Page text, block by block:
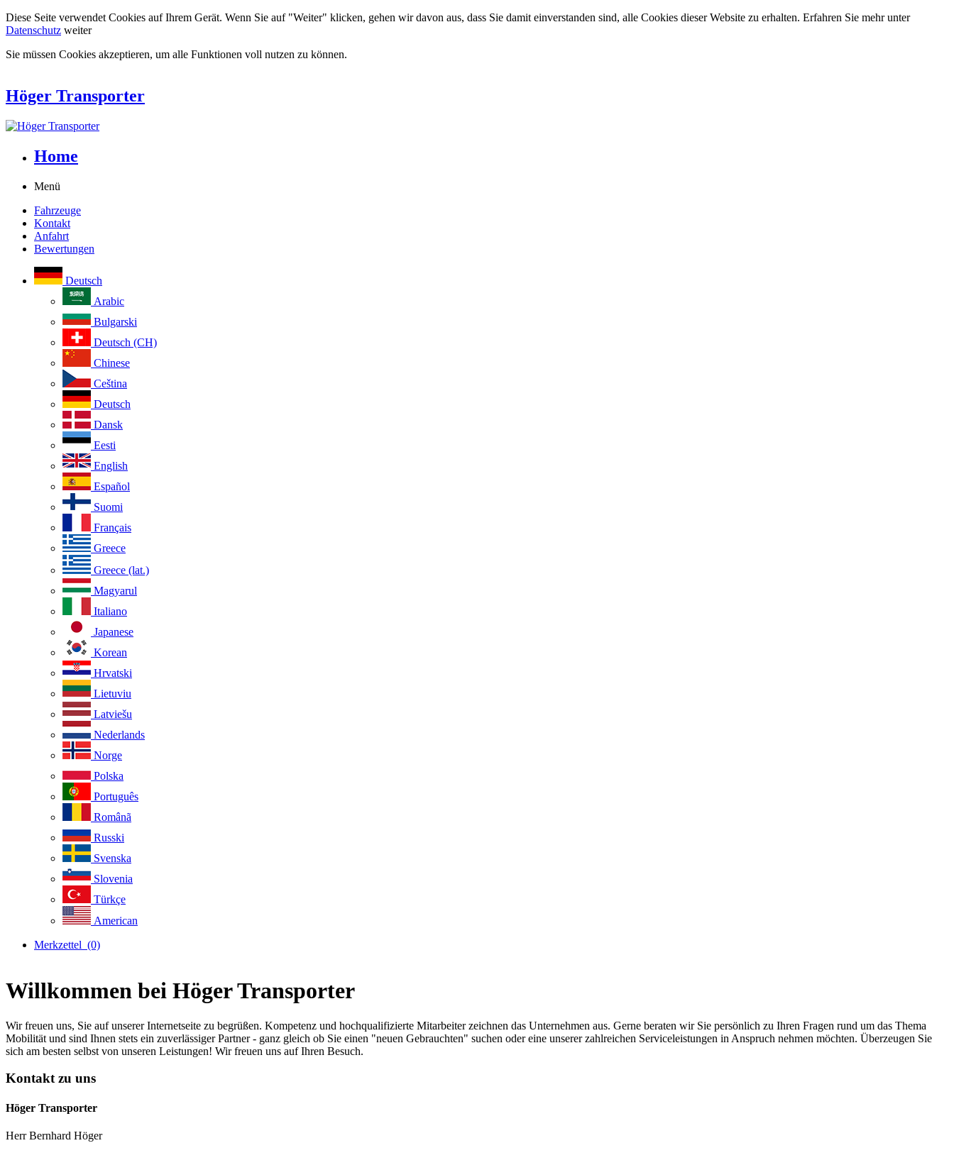
Diese Seite verwendet Cookies auf Ihrem Gerät. Wenn Sie auf "Weiter" klicken, gehen wir davon aus, dass Sie damit einverstanden sind, alle Cookies dieser Website zu erhalten. Erfahren Sie mehr unter
Datenschutz weiter
Sie müssen Cookies akzeptieren, um alle Funktionen voll nutzen zu können.
Höger Transporter
Home
Menü
Fahrzeuge
Kontakt
Anfahrt
Bewertungen
Deutsch
Arabic
Bulgarski
Deutsch (CH)
Chinese
Ceština
Deutsch
Dansk
Eesti
English
Español
Suomi
Français
Greece
Greece (lat.)
Magyarul
Italiano
Japanese
Korean
Hrvatski
Lietuviu
Latviešu
Nederlands
Norge
Polska
Português
Românã
Russki
Svenska
Slovenia
Türkçe
American
Merkzettel (0)
Willkommen bei Höger Transporter
Wir freuen uns, Sie auf unserer Internetseite zu begrüßen. Kompetenz und hochqualifizierte Mitarbeiter zeichnen das Unternehmen aus. Gerne beraten wir Sie persönlich zu Ihren Fragen rund um das Thema
Mobilität und sind Ihnen stets ein zuverlässiger Partner - ganz gleich ob Sie einen "neuen Gebrauchten" suchen oder eine unserer zahlreichen Serviceleistungen in Anspruch nehmen möchten. Überzeugen Sie
sich am besten selbst von unseren Leistungen! Wir freuen uns auf Ihren Besuch.
Kontakt zu uns
Höger Transporter
Herr Bernhard Höger